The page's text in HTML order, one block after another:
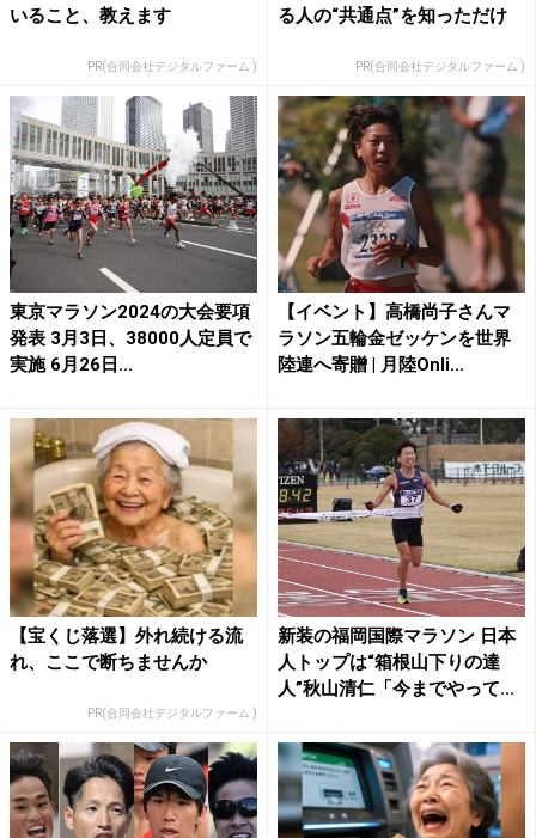
いること、教えます
PR(合同会社デジタルファーム )
る人の“共通点”を知っただけ
PR(合同会社デジタルファーム )
東京マラソン2024の大会要項
発表 3月3日、38000人定員で
実施 6月26日...
【イベント】高橋尚子さんマ
ラソン五輪金ゼッケンを世界
陸連へ寄贈 | 月陸Onli...
【宝くじ落選】外れ続ける流
れ、ここで断ちませんか
PR(合同会社デジタルファーム )
新装の福岡国際マラソン 日本
人トップは“箱根山下りの達
人”秋山清仁「今までやって...